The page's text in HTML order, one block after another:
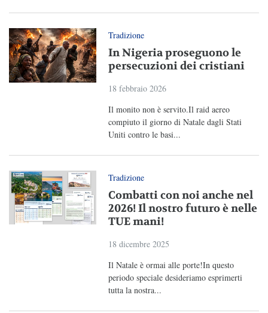
Tradizione
In Nigeria proseguono le
persecuzioni dei cristiani
18 febbraio 2026
Il monito non è servito.Il raid aereo
compiuto il giorno di Natale dagli Stati
Uniti contro le basi...
Tradizione
Combatti con noi anche nel
2026! Il nostro futuro è nelle
TUE mani!
18 dicembre 2025
Il Natale è ormai alle porte!In questo
periodo speciale desideriamo esprimerti
tutta la nostra...